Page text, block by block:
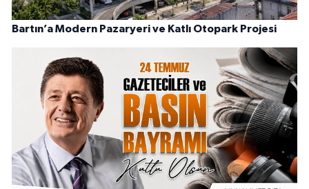
Bartın’a Modern Pazaryeri ve Katlı Otopark Projesi